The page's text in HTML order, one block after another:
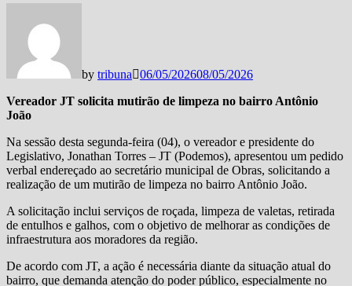
by tribuna 06/05/202608/05/2026
Vereador JT solicita mutirão de limpeza no bairro Antônio
João
Na sessão desta segunda-feira (04), o vereador e presidente do
Legislativo, Jonathan Torres – JT (Podemos), apresentou um pedido
verbal endereçado ao secretário municipal de Obras, solicitando a
realização de um mutirão de limpeza no bairro Antônio João.
A solicitação inclui serviços de roçada, limpeza de valetas, retirada
de entulhos e galhos, com o objetivo de melhorar as condições de
infraestrutura aos moradores da região.
De acordo com JT, a ação é necessária diante da situação atual do
bairro, que demanda atenção do poder público, especialmente no